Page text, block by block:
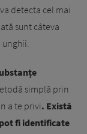
detecta cel mai
sunt câteva
unghii.
simplă prin
a te privi. Există
fi identificate